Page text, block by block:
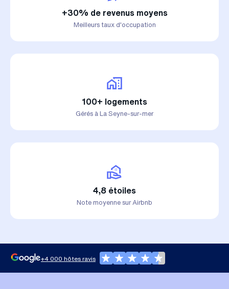
+30% de revenus moyens
Meilleurs taux d'occupation
100+ logements
Gérés à La Seyne-sur-mer
4,8 étoiles
Note moyenne sur Airbnb
+4 000 hôtes ravis